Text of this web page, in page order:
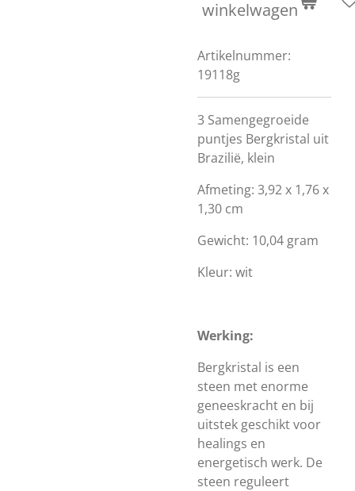
winkelwagen
Artikelnummer:
19118g
3 Samengegroeide
puntjes Bergkristal uit
Brazilië, klein
Afmeting: 3,92 x 1,76 x
1,30 cm
Gewicht: 10,04 gram
Kleur: wit
Werking:
Bergkristal is een
steen met enorme
geneeskracht en bij
uitstek geschikt voor
healings en
energetisch werk. De
steen reguleert